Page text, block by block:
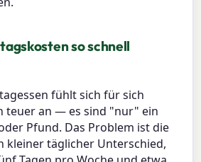
so schnell
fühlt sich für sich
teuer an — es sind "nur" ein
Pfund. Das Problem ist die
kleiner täglicher Unterschied,